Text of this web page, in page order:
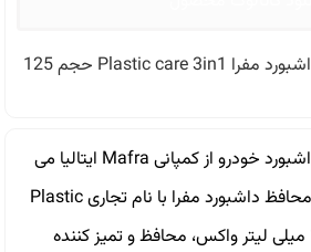
اسپری واکس و محافظ داشبورد مفرا Plastic care 3in1 حجم 125
اسپری واکس و محافظ داشبورد خودرو از کمپانی Mafra ایتالیا می
باشد. این اسپری واکس محافظ داشبورد مفرا با نام تجاری Plastic
care 3 in 1 با حجم 125 میلی لیتر واکس، محافظ و تمیز کننده